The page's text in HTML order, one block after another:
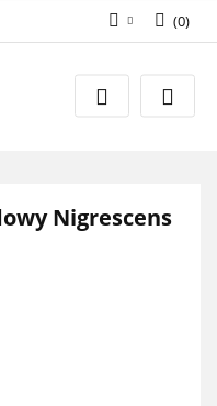
Zaloguj się
Zarejestruj się
(0)
Nigrescens